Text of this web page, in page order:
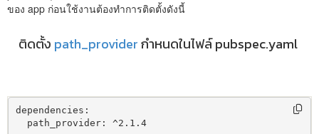
ของ app ก่อนใช้งานต้องทำการติดตั้งดังนี้
ติดตั้ง path_providerกำหนดในไฟล์ pubspec.yaml
dependencies:
  path_provider: ^2.1.4